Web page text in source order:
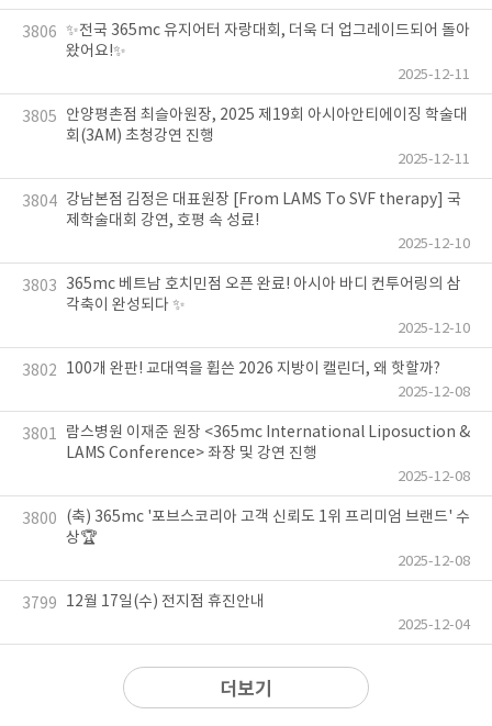
3806 ✨전국 365mc 유지어터 자랑대회, 더욱 더 업그레이드되어 돌아
왔어요!✨
2025-12-11
3805
안양평촌점 최슬아원장, 2025 제19회 아시아안티에이징 학술대
회(3AM) 초청강연 진행
2025-12-11
3804 강남본점 김정은 대표원장 [From LAMS To SVF therapy] 국
제학술대회 강연, 호평 속 성료!
2025-12-10
3803
365mc 베트남 호치민점 오픈 완료! 아시아 바디 컨투어링의 삼
각축이 완성되다 ✨
2025-12-10
3802 100개 완판! 교대역을 휩쓴 2026 지방이 캘린더, 왜 핫할까?
2025-12-08
3801
람스병원 이재준 원장 <365mc International Liposuction &
LAMS Conference> 좌장 및 강연 진행
2025-12-08
3800
(축) 365mc '포브스코리아 고객 신뢰도 1위 프리미엄 브랜드' 수
상🏆️
2025-12-08
3799 12월 17일(수) 전지점 휴진안내
2025-12-04
더보기